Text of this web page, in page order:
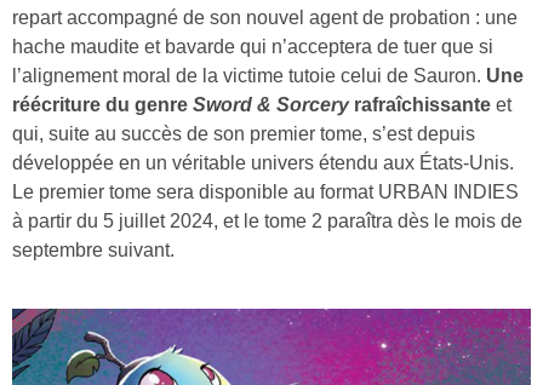
repart accompagné de son nouvel agent de probation : une
hache maudite et bavarde qui n’acceptera de tuer que si
l’alignement moral de la victime tutoie celui de Sauron. Une
réécriture du genre Sword & Sorceryrafraîchissante et
qui, suite au succès de son premier tome, s’est depuis
développée en un véritable univers étendu aux États-Unis.
Le premier tome sera disponible au format URBAN INDIES
à partir du 5 juillet 2024, et le tome 2 paraîtra dès le mois de
septembre suivant.